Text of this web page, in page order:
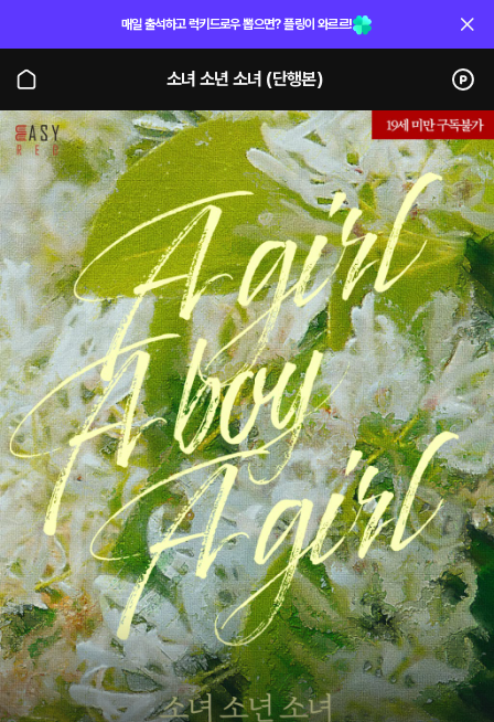
매일 출석하고 럭키드로우 뽑으면? 플링이 와르르!
소녀 소년 소녀 (단행본)